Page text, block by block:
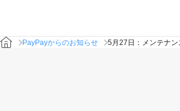
PayPayからのお知らせ 5月27日：メンテナン